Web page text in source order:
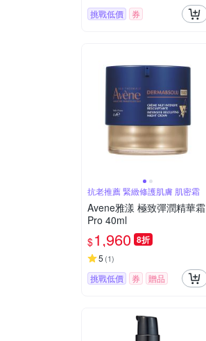
挑戰低價 券
抗老推薦 緊緻修護肌膚 肌密霜
Avene雅漾 極致彈潤精華霜
Pro 40ml
$1,960 8折
5 (1)
挑戰低價 券 贈品